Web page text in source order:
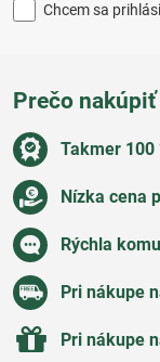
Chcem sa
Prečo nakúpiť
Takmer 100
Nízka cena
Rýchla
Pri nákupe
Pri nákupe